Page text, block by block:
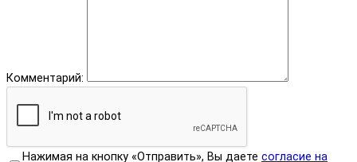
Комментарий:
Нажимая на кнопку «Отправить», Вы даете согласие на